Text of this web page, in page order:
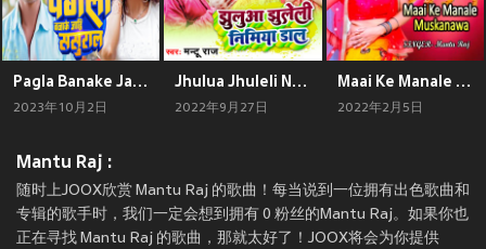
Pagla Banake Jahi Sasural
2023年10月2日
Jhulua Jhuleli Nimiya Dal
2022年9月27日
Maai Ke Manale Muskanawa
2022年2月5日
Mantu Raj :
随时上JOOX欣赏 Mantu Raj 的歌曲！每当说到一位拥有出色歌曲和
专辑的歌手时，我们一定会想到拥有 0 粉丝的Mantu Raj。如果你也
正在寻找 Mantu Raj 的歌曲，那就太好了！JOOX将会为你提供